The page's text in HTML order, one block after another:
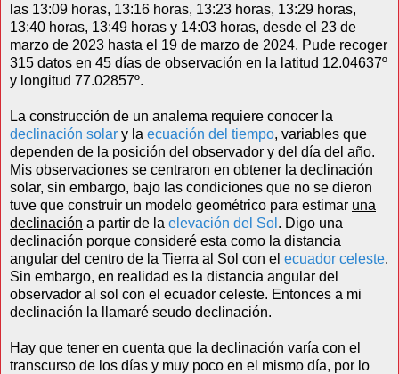
las 13:09 horas, 13:16 horas, 13:23 horas, 13:29 horas,
13:40 horas, 13:49 horas y 14:03 horas, desde el 23 de
marzo de 2023 hasta el 19 de marzo de 2024. Pude recoger
315 datos en 45 días de observación en la latitud 12.04637º
y longitud 77.02857º.
La construcción de un analema requiere conocer la
declinación solar y la ecuación del tiempo, variables que
dependen de la posición del observador y del día del año.
Mis observaciones se centraron en obtener la declinación
solar, sin embargo, bajo las condiciones que no se dieron
tuve que construir un modelo geométrico para estimar una
declinación a partir de la elevación del Sol . Digo una
declinación porque consideré esta como la distancia
angular del centro de la Tierra al Sol con el ecuador celeste.
Sin embargo, en realidad es la distancia angular del
observador al sol con el ecuador celeste. Entonces a mi
declinación la llamaré seudo declinación.
Hay que tener en cuenta que la declinación varía con el
transcurso de los días y muy poco en el mismo día, por lo